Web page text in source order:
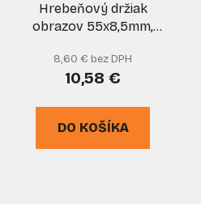
Hrebeňový držiak
obrazov 55x8,5mm,
cena za 100 ks, XL-
TOOLS
8,60 € bez DPH
10,58 €
DO KOŠÍKA